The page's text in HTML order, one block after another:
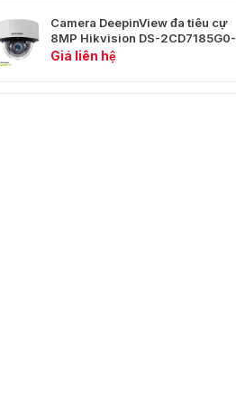
Camera DeepinView đa tiêu cự
8MP Hikvision DS-2CD7185G0-
IZS
Giá liên hệ